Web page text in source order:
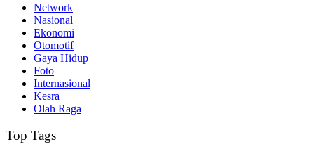
Network
Nasional
Ekonomi
Otomotif
Gaya Hidup
Foto
Internasional
Kesra
Olah Raga
Top Tags